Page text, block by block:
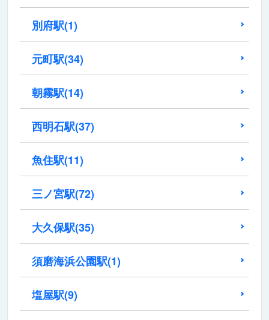
別府駅(1)
元町駅(34)
朝霧駅(14)
西明石駅(37)
魚住駅(11)
三ノ宮駅(72)
大久保駅(35)
須磨海浜公園駅(1)
塩屋駅(9)